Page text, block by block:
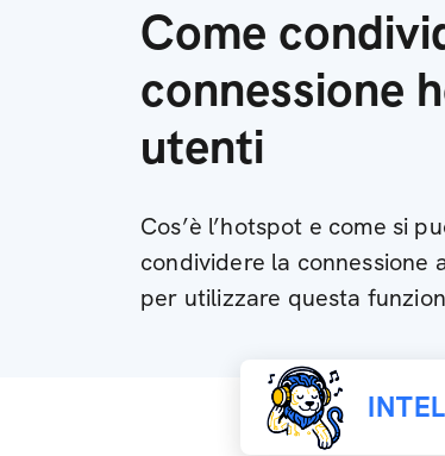
Come
connessione
utenti
Cos’è l’hotspot e come si
condividere la connessione
per utilizzare questa